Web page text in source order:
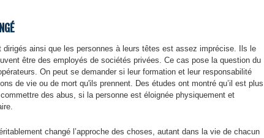
ainsi que les personnes à leurs têtes est assez imprécise. Ils le
être des employés de sociétés privées. Ce cas pose la question du
On peut se demander si leur formation et leur responsabilité
de vie ou de mort qu'ils prennent. Des études ont montré qu’il est plus
des abus, si la personne est éloignée physiquement et
changé l’approche des choses, autant dans la vie de chacun